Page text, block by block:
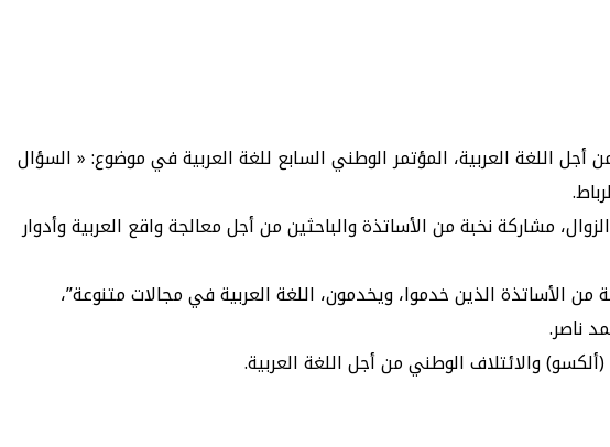
أجل اللغة العربية، المؤتمر الوطني السابع للغة العربية في موضوع: « السؤال
21 فبراير 2025 في الساعة الثالثة والنصف بعد الزوال، مشاركة نخبة من الأساتذة والباحثين من أجل معالجة واقع العربية وأدوار
الأساتذة الذين خدموا، ويخدمون، اللغة العربية في مجالات متنوعة”،
ناصر.
والائتلاف الوطني من أجل اللغة العربية.